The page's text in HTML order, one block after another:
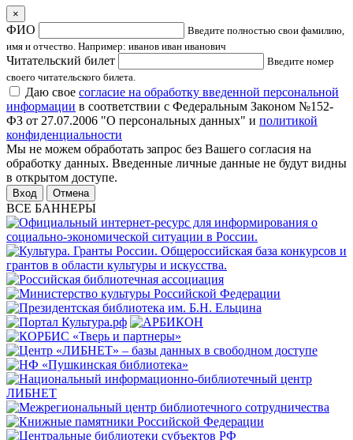
×
ФИО
Введите полностью свои фамилию,
имя и отчество. Например: иванов иван иванович
Читательский билет
Введите номер
своего читательского билета.
Даю свое согласие на обработку введенной персональной
информации в соответствии с Федеральным Законом №152-
ФЗ от 27.07.2006 "О персональных данных" и политикой
конфиденциальности
Мы не можем обработать запрос без Вашего согласия на
обработку данных. Введенные личные данные не будут видны
в открытом доступе.
Отмена
ВСЕ БАННЕРЫ